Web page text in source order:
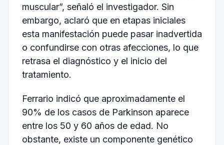
muscular”, señaló el investigador. Sin
embargo, aclaró que en etapas iniciales
esta manifestación puede pasar inadvertida
o confundirse con otras afecciones, lo que
retrasa el diagnóstico y el inicio del
tratamiento.
Ferrario indicó que aproximadamente el
90% de los casos de Parkinson aparece
entre los 50 y 60 años de edad. No
obstante, existe un componente genético